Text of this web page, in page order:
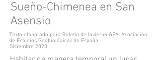
Sueño-Chimenea en San
Asensio
Texto elaborado para Boletín de Invierno GEA. Asociación
de Estudios Geobiológicos de España
Diciembre 2023